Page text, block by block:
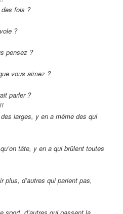
fois ?
?
pensez ?
vous aimez ?
parler ?
larges, y en a même des qui
tâte, y en a qui brûlent toutes
plus, d’autres qui parlent pas,